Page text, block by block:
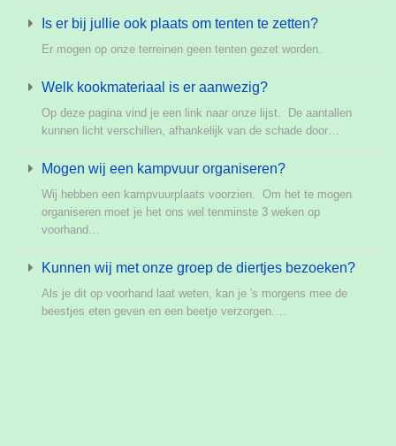
Is er bij jullie ook plaats om tenten te zetten?
Er mogen op onze terreinen geen tenten gezet worden.
Welk kookmateriaal is er aanwezig?
Op deze pagina vind je een link naar onze lijst. De aantallen
kunnen licht verschillen, afhankelijk van de schade door…
Mogen wij een kampvuur organiseren?
Wij hebben een kampvuurplaats voorzien. Om het te mogen
organiseren moet je het ons wel tenminste 3 weken op
voorhand…
Kunnen wij met onze groep de diertjes bezoeken?
Als je dit op voorhand laat weten, kan je 's morgens mee de
beestjes eten geven en een beetje verzorgen.…